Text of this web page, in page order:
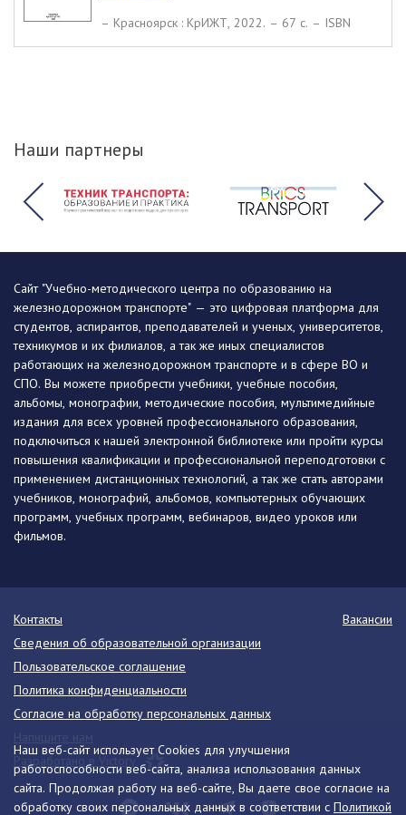
– Красноярск : КрИЖТ, 2022. – 67 c. – ISBN
Наши партнеры
Наш веб-сайт использует Cookies для улучшения
работоспособности веб-сайта, анализа использования данных
сайта. Продолжая работу на веб-сайте, Вы даете свое согласие на
обработку своих персональных данных в соответствии с Политикой
Сайт "Учебно-методического центра по образованию на
железнодорожном транспорте" — это цифровая платформа для
студентов, аспирантов, преподавателей и ученых, университетов,
техникумов и их филиалов, а так же иных специалистов
работающих на железнодорожном транспорте и в сфере ВО и
СПО. Вы можете приобрести учебники, учебные пособия,
альбомы, монографии, методические пособия, мультимедийные
издания для всех уровней профессионального образования,
подключиться к нашей электронной библиотеке или пройти курсы
повышения квалификации и профессиональной переподготовки с
применением дистанционных технологий, а так же стать авторами
учебников, монографий, альбомов, компьютерных обучающих
программ, учебных программ, вебинаров, видео уроков или
фильмов.
Контакты
Вакансии
Сведения об образовательной организации
Пользовательское соглашение
Политика конфиденциальности
Согласие на обработку персональных данных
Разработано в Victory